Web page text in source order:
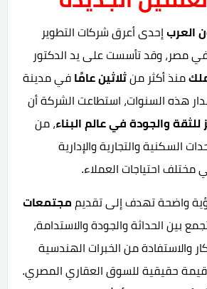
العرب إحدى أعرق شركات التطوير
في مصر، وقد تأسست على يد الدكتور
منذ أكثر من ثلاثين عامًا في مدينة
هذه السنوات، استطاعت الشركة أن
للثقة والجودة في عالم البناء، من
السكنية والتجارية والإدارية
مختلف احتياجات العملاء.
واضحة تهدف إلى تقديم مجتمعات
بين الحداثة والجودة والاستدامة،
والاستفادة من الخبرات الهندسية
قيمة حقيقية للسوق العقاري المصري.